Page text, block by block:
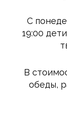
С
19:00
В
обеды,